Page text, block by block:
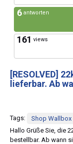
6 antworten
161 views
[RESOLVED]
lieferbar. Ab
Tags:
Shop Wallbox
Hallo Grüße Sie, die
bestellbar. Ab wann